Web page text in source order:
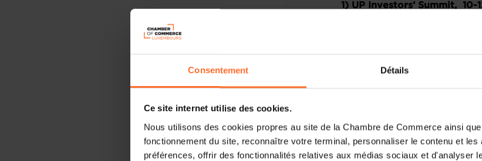
Consentement Détails
Ce site internet utilise des cookies.
Nous utilisons des cookies propres au site de la Chambre de Commerce ainsi
fonctionnement du site, reconnaître votre terminal, personnaliser le contenu et les
préférences, offrir des fonctionnalités relatives aux médias sociaux et d'analyser
1) UP Investors’ Summit,
The State of Uttar Pradesh
3rd largest economy in India
met the Ministerial
2022 and was invited to
capital of Lucknow to be
The introductory
here:Website,presentation